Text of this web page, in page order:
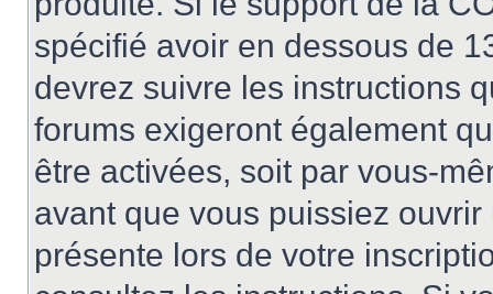
spécifié avoir en dessous de
devrez suivre les instructions
forums exigeront également
être activées, soit par vous-
avant que vous puissiez
présente lors de votre